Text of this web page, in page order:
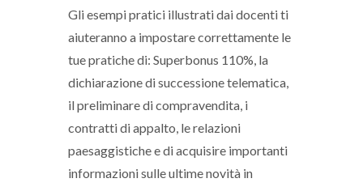
Gli esempi pratici illustrati dai docenti ti
aiuteranno a impostare correttamente le
tue pratiche di: Superbonus 110%, la
dichiarazione di successione telematica,
il preliminare di compravendita, i
contratti di appalto, le relazioni
paesaggistiche e di acquisire importanti
informazioni sulle ultime novità in